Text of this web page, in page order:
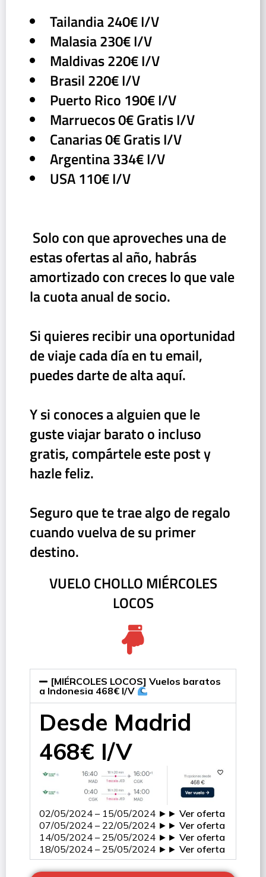
Tailandia 240€ I/V
Malasia 230€ I/V
Maldivas 220€ I/V
Brasil 220€ I/V
Puerto Rico 190€ I/V
Marruecos 0€ Gratis I/V
Canarias 0€ Gratis I/V
Argentina 334€ I/V
USA 110€ I/V
‌ Solo con que aproveches una de
estas ofertas al año, habrás
amortizado con creces lo que vale
la cuota anual de socio.
Si quieres recibir una oportunidad
de viaje cada día en tu email,
puedes darte de altaaquí.
Y si conoces a alguien que le
guste viajar barato o incluso
gratis, compártele este post y
hazle feliz.
Seguro que te trae algo de regalo
cuando vuelva de su primer
destino.
VUELO CHOLLO MIÉRCOLES
LOCOS
[MIÉRCOLES LOCOS] Vuelos baratos
a Indonesia 468€ I/V
Desde Madrid
468€ I/V
02/05/2024 – 15/05/2024 ►► Ver oferta
07/05/2024 – 22/05/2024 ►► Ver oferta
14/05/2024 – 25/05/2024 ►► Ver oferta
18/05/2024 – 25/05/2024 ►► Ver oferta